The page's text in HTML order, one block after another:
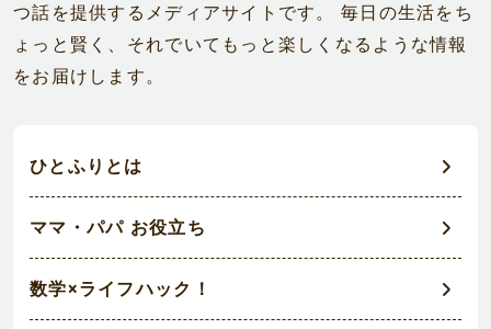
つ話を提供するメディアサイトです。 毎日の生活をち
ょっと賢く、それでいてもっと楽しくなるような情報
をお届けします。
ひとふりとは
ママ・パパ お役立ち
数学×ライフハック！